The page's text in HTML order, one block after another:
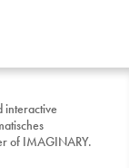
interactive
of IMAGINARY.